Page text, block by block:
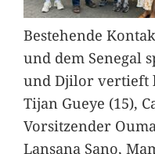
Bestehende
und dem Senegal
und Djilor vertieft
Tijan Gueye (15),
Vorsitzender
Lansana Sano,